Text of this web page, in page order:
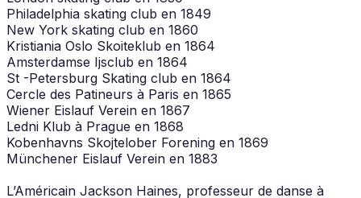
Philadelphia skating club en 1849
New York skating club en 1860
Kristiania Oslo Skoiteklub en 1864
Amsterdamse Ijsclub en 1864
St -Petersburg Skating club en 1864
Cercle des Patineurs à Paris en 1865
Wiener Eislauf Verein en 1867
Ledni Klub à Prague en 1868
Kobenhavns Skojtelober Forening en 1869
Münchener Eislauf Verein en 1883
L’Américain Jackson Haines, professeur de danse à